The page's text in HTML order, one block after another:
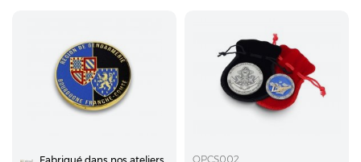
OPCS002